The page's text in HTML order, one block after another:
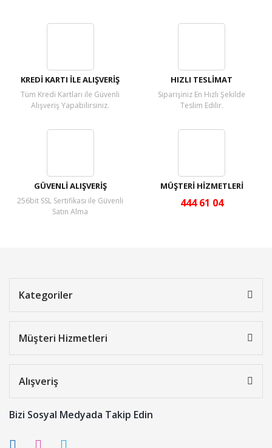
KREDİ KARTI İLE ALIŞVERİŞ
Tüm Kredi Kartları ile Güvenli
Alışveriş Yapabilirsiniz.
HIZLI TESLİMAT
Siparişiniz En Hızlı Şekilde
Teslim Edilir.
GÜVENLİ ALIŞVERİŞ
256bit SSL Sertifikası ile Güvenli
Satın Alma
MÜŞTERİ HİZMETLERİ
444 61 04
Kategoriler
Müşteri Hizmetleri
Alışveriş
Bizi Sosyal Medyada Takip Edin